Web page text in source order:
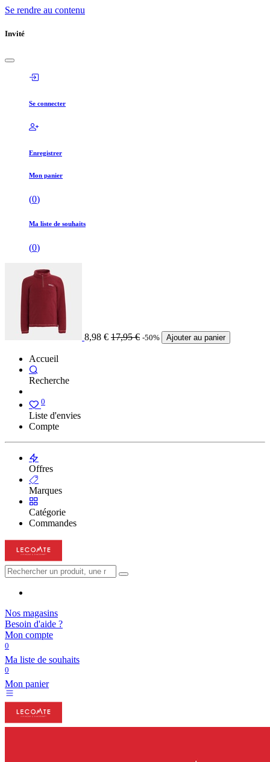
Se rendre au contenu
Invité
Se connecter
Enregistrer
Mon panier
(0)
Ma liste de souhaits
(0)
8,98 € 17,95€ -50% Ajouter au panier
Accueil
Recherche
0
Liste d'envies
Compte
Offres
Marques
Catégorie
Commandes
Nos magasins
Besoin d'aide ?
Mon compte
0
Ma liste de souhaits
0
Mon panier